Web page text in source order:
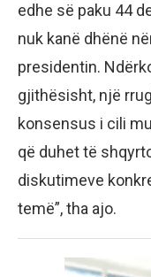
edhe së paku 44
nuk kanë dhënë
presidentin.
gjithësisht, një
konsensus i cili
që duhet të
diskutimeve
temë”, tha ajo.